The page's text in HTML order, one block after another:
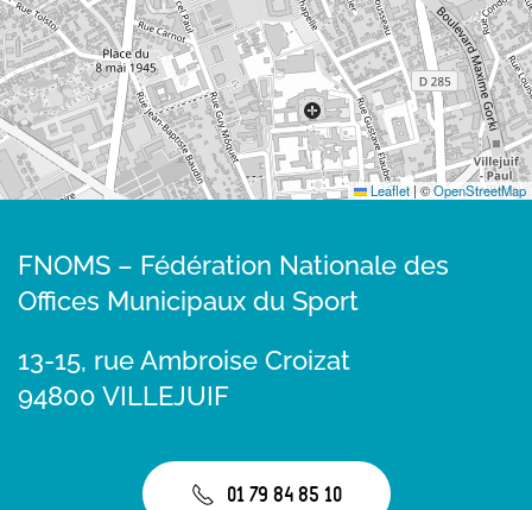
Leaflet | ©OpenStreetMap
FNOMS – Fédération Nationale des
Offices Municipaux du Sport
13-15, rue Ambroise Croizat
94800 VILLEJUIF
01 79 84 85 10